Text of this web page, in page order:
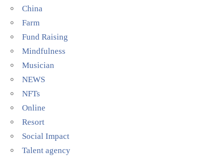
China
Farm
Fund Raising
Mindfulness
Musician
NEWS
NFTs
Online
Resort
Social Impact
Talent agency